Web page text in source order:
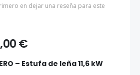
en dejar una reseña para este
€
– Estufa de leña 11,6 kW